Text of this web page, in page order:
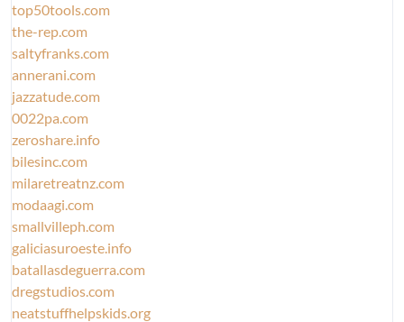
top50tools.com
the-rep.com
saltyfranks.com
annerani.com
jazzatude.com
0022pa.com
zeroshare.info
bilesinc.com
milaretreatnz.com
modaagi.com
smallvilleph.com
galiciasuroeste.info
batallasdeguerra.com
dregstudios.com
neatstuffhelpskids.org